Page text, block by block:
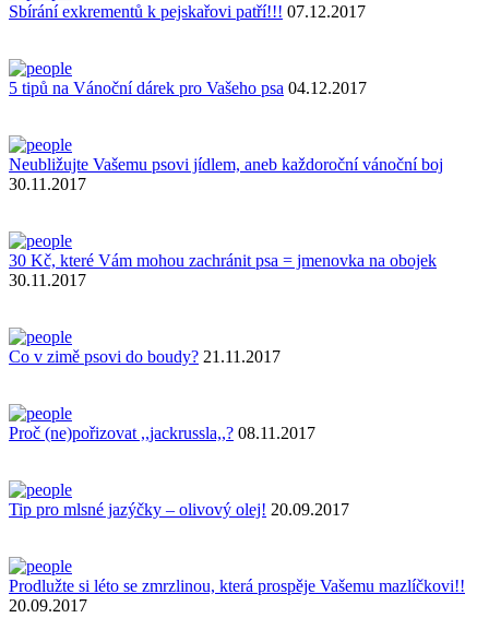
Sbírání exkrementů k pejskařovi patří!!! 07.12.2017
5 tipů na Vánoční dárek pro Vašeho psa 04.12.2017
Neubližujte Vašemu psovi jídlem, aneb každoroční vánoční boj
30.11.2017
30 Kč, které Vám mohou zachránit psa = jmenovka na obojek
30.11.2017
Co v zimě psovi do boudy? 21.11.2017
Proč (ne)pořizovat ,,jackrussla,,? 08.11.2017
Tip pro mlsné jazýčky – olivový olej! 20.09.2017
Prodlužte si léto se zmrzlinou, která prospěje Vašemu mazlíčkovi!!
20.09.2017